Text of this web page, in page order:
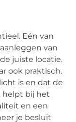
Eén van
van
juiste locatie.
ook praktisch.
is en dat de
helpt bij het
en een
je besluit